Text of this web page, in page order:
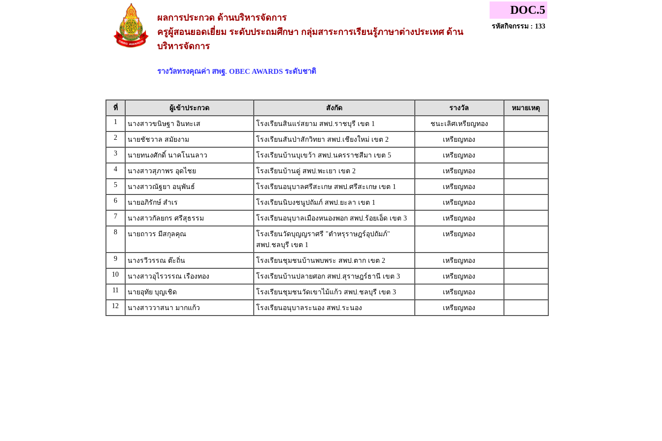
ผลการประกวด ด้านบริหารจัดการ
ครูผู้สอนยอดเยี่ยม ระดับประถมศึกษา กลุ่มสาระการเรียนรู้ภาษาต่างประเทศ ด้าน
บริหารจัดการ
รางวัลทรงคุณค่า สพฐ. OBEC AWARDS ระดับชาติ
DOC.5
รหัสกิจกรรม : 133
ที่ ผู้เข้าประกวด สังกัด รางวัล
หมายเหตุ
1
นางสาวขนิษฐา อินทะเส โรงเรียนสินแร่สยาม สพป.ราชบุรี เขต 1
ชนะเลิศเหรียญทอง
2
นายชัชวาล สมัยงาม โรงเรียนสันป่าสักวิทยา สพป.เชียงใหม่ เขต 2
เหรียญทอง
3
นายทนงศักดิ์ นาคโนนลาว โรงเรียนบ้านบุเขว้า สพป.นครราชสีมา เขต 5
เหรียญทอง
4
นางสาวสุภาพร อุดไชย โรงเรียนบ้านดู่ สพป.พะเยา เขต 2
เหรียญทอง
5
นางสาวณัฐยา อนุพันธ์ โรงเรียนอนุบาลศรีสะเกษ สพป.ศรีสะเกษ เขต 1
เหรียญทอง
6
นายอภิรักษ์ สำเร โรงเรียนนิบงชนูปถัมภ์ สพป.ยะลา เขต 1
เหรียญทอง
7
นางสาวกัลยกร ศรีสุธรรม โรงเรียนอนุบาลเมืองหนองพอก สพป.ร้อยเอ็ด เขต 3
เหรียญทอง
8
นายถาวร มีสกุลคุณ
โรงเรียนวัดบุญญราศรี "ตำหรุราษฎร์อุปถัมภ์"
สพป.ชลบุรี เขต 1
เหรียญทอง
9 นางรวีวรรณ ต๊ะถิ่น โรงเรียนชุมชนบ้านพบพระ สพป.ตาก เขต 2
เหรียญทอง
10
นางสาวอุไรวรรณ เรืองทอง โรงเรียนบ้านปลายศอก สพป.สุราษฎร์ธานี เขต 3
เหรียญทอง
11
นายอุทัย บุญเชิด โรงเรียนชุมชนวัดเขาไม้แก้ว สพป.ชลบุรี เขต 3
เหรียญทอง
12
นางสาววาสนา มากแก้ว โรงเรียนอนุบาลระนอง สพป.ระนอง เหรียญทอง